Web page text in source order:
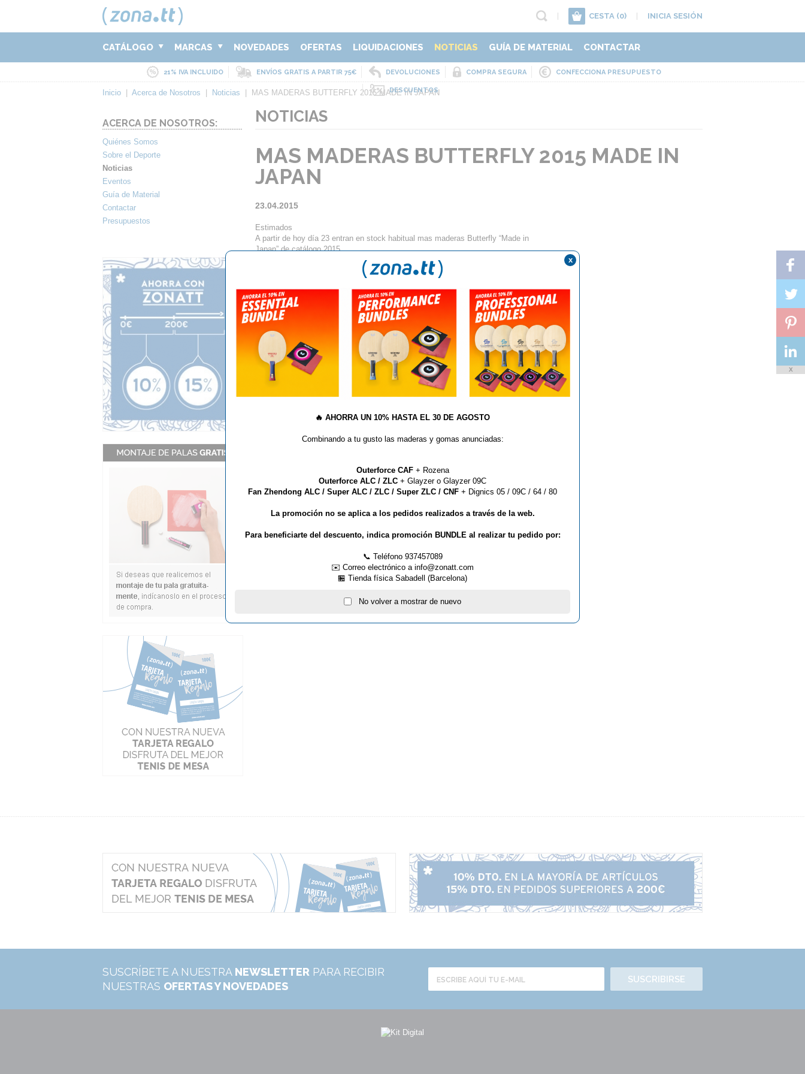
CESTA (0) INICIA SESIÓN
CATÁLOGO MARCAS NOVEDADES OFERTAS LIQUIDACIONES NOTICIAS GUÍA DE MATERIAL CONTACTAR
21% IVA INCLUIDO ENVÍOS GRATIS A PARTIR 75€ DEVOLUCIONES COMPRA SEGURA CONFECCIONA PRESUPUESTO
DESCUENTOS
Inicio Acerca de Nosotros Noticias MAS MADERAS BUTTERFLY 2015 MADE IN JAPAN
ACERCA DE NOSOTROS:
Quiénes Somos
Sobre el Deporte
Noticias
Eventos
Guía de Material
Contactar
Presupuestos
NOTICIAS
MAS MADERAS BUTTERFLY 2015 MADE IN
JAPAN
23.04.2015
Estimados
A partir de hoy día 23 entran en stock habitual mas maderas Butterfly “Made in
Japan” de catálogo 2015
- MIZUTANI JUN ZLC ( 5 láminas de madera + 2 ZLC ). Nuevo diseño
- GARAYDIA SERIES ( ZLC/ALC/T5000). 3 láminas de madera con fibras y capa
- INNERFORCE LAYER ( ZLC/ALC/AL ). Nuevo diseño
- HADRAW ( SR/SK/VR/VK ). 5 o 7 láminas de madera pura y/o Wenge
- HADRAWSHIELD. Madera defensiva de 5 capas
- INNERSHIEL LAYER ZLF. Nuevo diseño
- DEFENCE IV ( 3 capas de madera ). Defensa pura
http://www.zonatt.com/nov/001.php?idm=4&idp=3
http://es.butterfly.tt/novedades…/maderas-tenis-de-mesa.html
Esperemos sea de su interés
Volver al listado de noticias
SUSCRÍBETE A NUESTRA NEWSLETTER PARA RECIBIR
NUESTRAS OFERTAS Y NOVEDADES
SUSCRIBIRSE
🔥 AHORRA UN 10% HASTA EL 30 DE AGOSTO
Combinando a tu gusto las maderas y gomas anunciadas:
Outerforce CAF+ Rozena
Outerforce ALC / ZLC + Glayzer o Glayzer 09C
Fan Zhendong ALC / Super ALC / ZLC / Super ZLC / CNF + Dignics 05 / 09C / 64 / 80
La promoción no se aplica a los pedidos realizados a través de la web.
Para beneficiarte del descuento, indica promoción BUNDLE al realizar tu pedido por:
📞 Teléfono 937457089
✉️ Correo electrónico a info@zonatt.com
🏪 Tienda física Sabadell (Barcelona)
No volver a mostrar de nuevo
x
X